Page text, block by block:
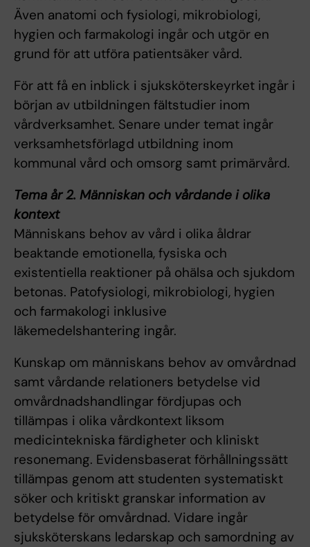
Även anatomi och fysiologi, mikrobiologi,
hygien och farmakologi ingår och utgör en
grund för att utföra patientsäker vård.
För att få en inblick i sjuksköterskeyrket ingår i
början av utbildningen fältstudier inom
vårdverksamhet. Senare under temat ingår
verksamhetsförlagd utbildning inom
kommunal vård och omsorg samt primärvård.
Tema år 2. Människan och vårdande i olika
kontext
Människans behov av vård i olika åldrar
beaktande emotionella, fysiska och
existentiella reaktioner på ohälsa och sjukdom
betonas. Patofysiologi, mikrobiologi, hygien
och farmakologi inklusive
läkemedelshantering ingår.
Kunskap om människans behov av omvårdnad
samt vårdande relationers betydelse vid
omvårdnadshandlingar fördjupas och
tillämpas i olika vårdkontext liksom
medicintekniska färdigheter och kliniskt
resonemang. Evidensbaserat förhållningssätt
tillämpas genom att studenten systematiskt
söker och kritiskt granskar information av
betydelse för omvårdnad. Vidare ingår
sjuksköterskans ledarskap och samordning av